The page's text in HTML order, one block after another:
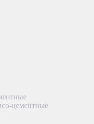
цементные